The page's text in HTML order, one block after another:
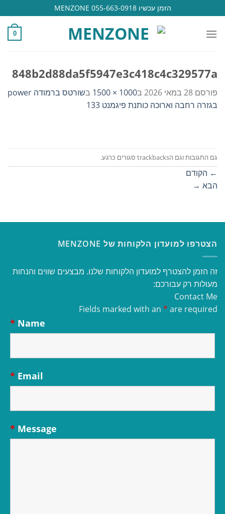
to
content
הזמן עכשיו 055-663-0918 MENZONE
0
848b2d88da5f5947e3c418c4c329577a
פורסם 28 במאי 2026 ב1000 × 1500 ב
שורטס ברמודה power
בגזרה רחבה וארוכה כותנת פיגמנט 133
גם התגובות וגם הtrackbacks סגורים כרגע.
← הקודם
הבא →
הצטרפו למועדון הלקוחות של MENZONE
זה הזמן להצטרף למועדון הלקוחות שלנו. מבצעים שווים והנחות
מעולות רק עבורכם:
Contact Me
Fields marked with an * are required
Name
*
Email
*
Message
*